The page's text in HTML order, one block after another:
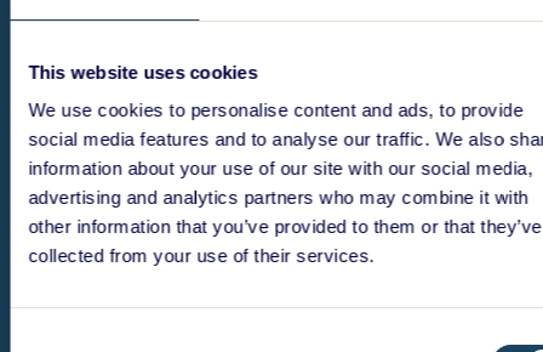
This website uses cookies
We use cookies to personalise content and ads, to provide
social media features and to analyse our traffic. We also
information about your use of our site with our social media,
advertising and analytics partners who may combine it with
other information that you’ve provided to them or that they’ve
collected from your use of their services.